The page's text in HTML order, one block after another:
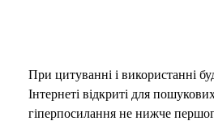
При цитуванні і використанні
Інтернеті відкриті для
гіперпосилання не нижче